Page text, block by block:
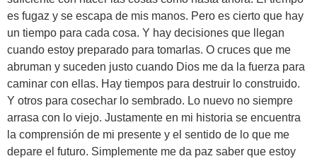
es fugaz y se escapa de mis manos. Pero es cierto que hay
un tiempo para cada cosa. Y hay decisiones que llegan
cuando estoy preparado para tomarlas. O cruces que me
abruman y suceden justo cuando Dios me da la fuerza para
caminar con ellas. Hay tiempos para destruir lo construido.
Y otros para cosechar lo sembrado. Lo nuevo no siempre
arrasa con lo viejo. Justamente en mi historia se encuentra
la comprensión de mi presente y el sentido de lo que me
depare el futuro. Simplemente me da paz saber que estoy